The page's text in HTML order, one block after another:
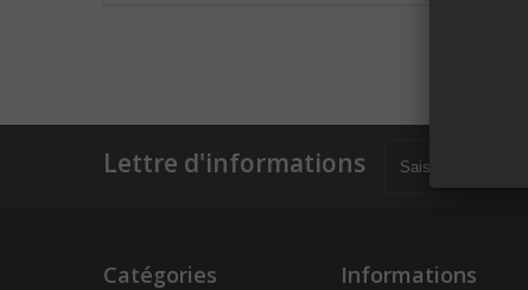
Lettre d'informations
Catégories Informations